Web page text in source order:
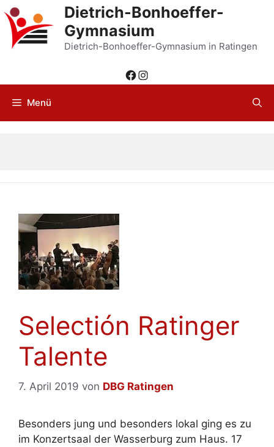
Zum
Inhalt
springen
Dietrich-Bonhoeffer-
Gymnasium
Dietrich-Bonhoeffer-Gymnasium in Ratingen
Facebook
Instagram
Menü
Selectión Ratinger
Talente
7. April 2019 von DBG Ratingen
Besonders jung und besonders lokal ging es zu
im Konzertsaal der Wasserburg zum Haus. 17